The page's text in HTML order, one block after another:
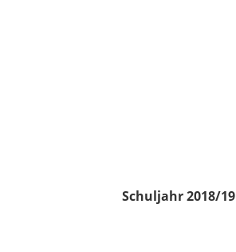
Schuljahr 2018/19